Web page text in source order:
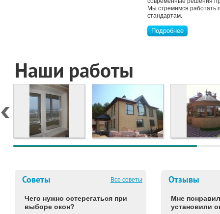
Мы стремимся работать
стандартам.
Подробнее
Наши работы
Советы Все советы
Чего нужно остерегаться при
выборе окон?
Отзывы
Мне
установили